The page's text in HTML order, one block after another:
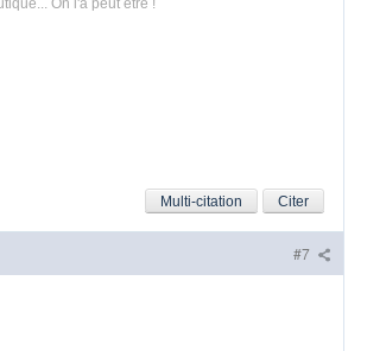
On l'a peut être !
Citer
Multi-citation
#7